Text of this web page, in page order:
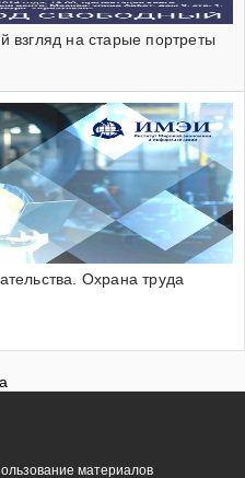
взгляд на старые портреты
Охрана труда
материалов